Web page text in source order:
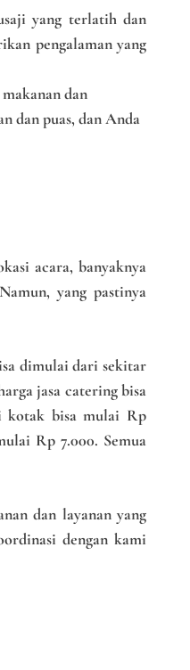
yang terlatih dan
pengalaman yang
dan
dan puas, dan Anda
acara, banyaknya
yang pastinya
dimulai dari sekitar
jasa catering bisa
kotak bisa mulai Rp
Rp 7.000. Semua
dan layanan yang
dengan kami